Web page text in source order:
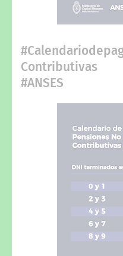
Contributivas
#ANSES